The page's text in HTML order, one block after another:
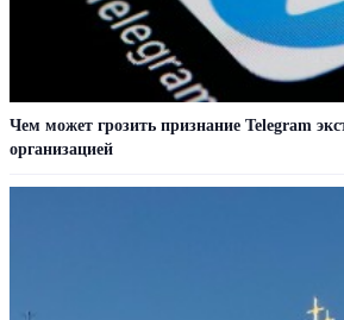
Чем может грозить признание Telegram
организацией